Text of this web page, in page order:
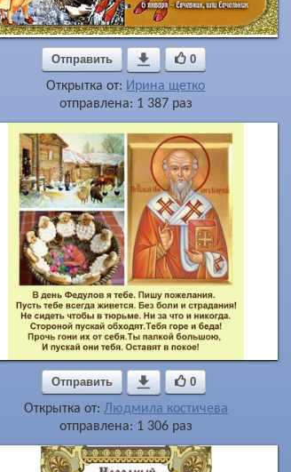
Отправить  0
Открытка от: Ирина щетко
отправлена: 1 387 раз
Отправить  0
Открытка от: Людмила костичева
отправлена: 1 306 раз